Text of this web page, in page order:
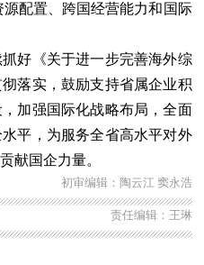
配置、跨国经营能力和国际
《关于进一步完善海外综
落实，鼓励支持省属企业积
加强国际化战略布局，全面
平，为服务全省高水平对外
献国企力量。
初审编辑：陶云江 窦永浩
责任编辑：王琳